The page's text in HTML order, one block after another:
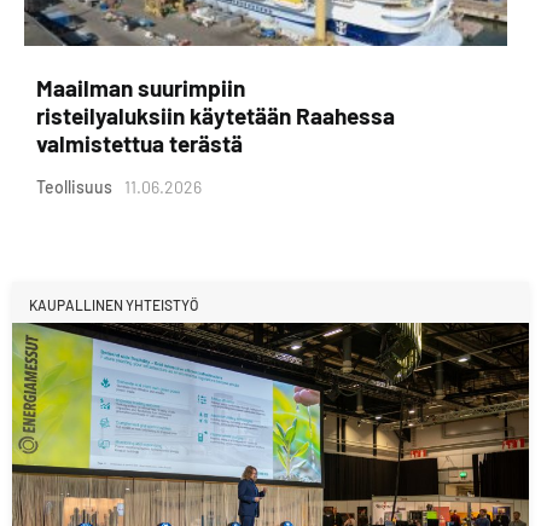
Maailman suurimpiin
risteilyaluksiin käytetään Raahessa
valmistettua terästä
Teollisuus 11.06.2026
KAUPALLINEN YHTEISTYÖ